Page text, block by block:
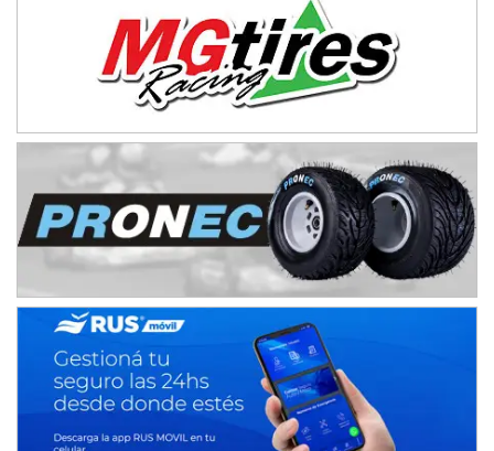
SUR ENTRERRIANO - F6
Hugo "Gato" Molini (Tierra)
Nogoyá (Entre Ríos)
La Rioja (La Rioja)
PROKART NEUQUINO - F6
Autódromo de Neuquén (Asfalto)
Centenario (Neuquén)
Emilio Parisi (Tierra)
25 de Mayo (Buenos Aires)